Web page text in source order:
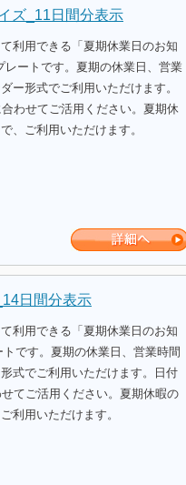
ズ_11日間分表示
利用できる「夏期休業日のお知
レートです。夏期の休業日、営業
ー形式でご利用いただけます。
わせてご活用ください。夏期休
、ご利用いただけます。
日間分表示
利用できる「夏期休業日のお知
です。夏期の休業日、営業時間
式でご利用いただけます。日付
てご活用ください。夏期休暇の
利用いただけます。